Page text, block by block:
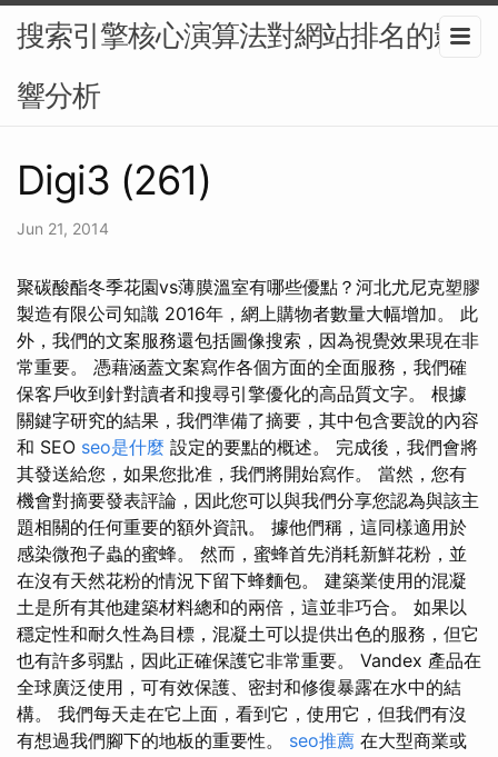
搜索引擎核心演算法對網站排名的影
響分析
Digi3 (261)
Jun 21, 2014
聚碳酸酯冬季花園vs薄膜溫室有哪些優點？河北尤尼克塑膠
製造有限公司知識 2016年，網上購物者數量大幅增加。 此
外，我們的文案服務還包括圖像搜索，因為視覺效果現在非
常重要。 憑藉涵蓋文案寫作各個方面的全面服務，我們確
保客戶收到針對讀者和搜尋引擎優化的高品質文字。 根據
關鍵字研究的結果，我們準備了摘要，其中包含要說的內容
和 SEO seo是什麼 設定的要點的概述。 完成後，我們會將
其發送給您，如果您批准，我們將開始寫作。 當然，您有
機會對摘要發表評論，因此您可以與我們分享您認為與該主
題相關的任何重要的額外資訊。 據他們稱，這同樣適用於
感染微孢子蟲的蜜蜂。 然而，蜜蜂首先消耗新鮮花粉，並
在沒有天然花粉的情況下留下蜂麵包。 建築業使用的混凝
土是所有其他建築材料總和的兩倍，這並非巧合。 如果以
穩定性和耐久性為目標，混凝土可以提供出色的服務，但它
也有許多弱點，因此正確保護它非常重要。 Vandex 產品在
全球廣泛使用，可有效保護、密封和修復暴露在水中的結
構。 我們每天走在它上面，看到它，使用它，但我們有沒
有想過我們腳下的地板的重要性。 seo推薦 在大型商業或